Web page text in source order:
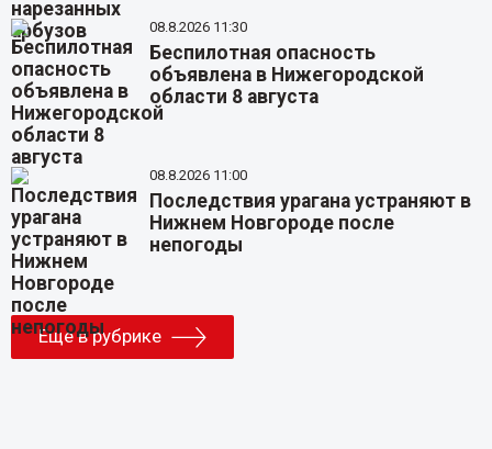
08.8.2026 11:30
Беспилотная опасность
объявлена в Нижегородской
области 8 августа
08.8.2026 11:00
Последствия урагана устраняют в
Нижнем Новгороде после
непогоды
Еще в рубрике